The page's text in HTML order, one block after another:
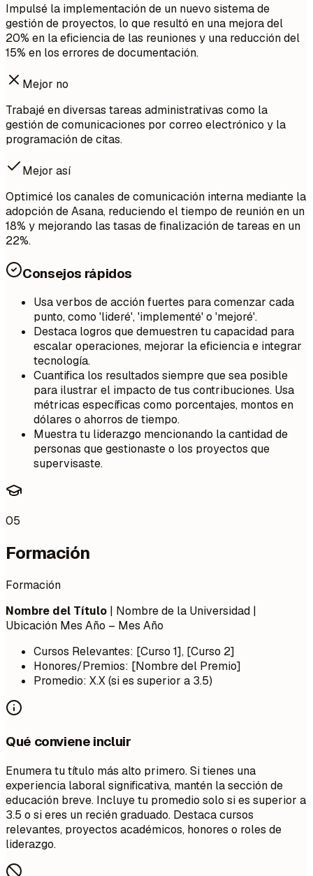
Impulsé la implementación de un nuevo sistema de
gestión de proyectos, lo que resultó en una mejora del
20% en la eficiencia de las reuniones y una reducción del
15% en los errores de documentación.
Mejor no
Trabajé en diversas tareas administrativas como la
gestión de comunicaciones por correo electrónico y la
programación de citas.
Mejor así
Optimicé los canales de comunicación interna mediante la
adopción de Asana, reduciendo el tiempo de reunión en un
18% y mejorando las tasas de finalización de tareas en un
22%.
Consejos rápidos
Usa verbos de acción fuertes para comenzar cada
punto, como 'lideré', 'implementé' o 'mejoré'.
Destaca logros que demuestren tu capacidad para
escalar operaciones, mejorar la eficiencia e integrar
tecnología.
Cuantifica los resultados siempre que sea posible
para ilustrar el impacto de tus contribuciones. Usa
métricas específicas como porcentajes, montos en
dólares o ahorros de tiempo.
Muestra tu liderazgo mencionando la cantidad de
personas que gestionaste o los proyectos que
supervisaste.
05
Formación
Formación
Nombre del Título | Nombre de la Universidad |
Ubicación Mes Año – Mes Año
Cursos Relevantes: [Curso 1], [Curso 2]
Honores/Premios: [Nombre del Premio]
Promedio: X.X (si es superior a 3.5)
Qué conviene incluir
Enumera tu título más alto primero. Si tienes una
experiencia laboral significativa, mantén la sección de
educación breve. Incluye tu promedio solo si es superior a
3.5 o si eres un recién graduado. Destaca cursos
relevantes, proyectos académicos, honores o roles de
liderazgo.